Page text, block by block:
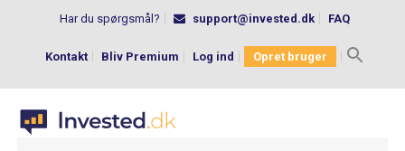
Har du spørgsmål? support@invested.dk FAQ
Kontakt Bliv Premium Log ind Opret bruger
Search